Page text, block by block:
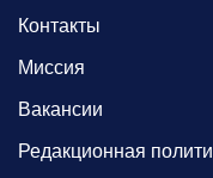
Контакты
Миссия
Вакансии
Редакционная